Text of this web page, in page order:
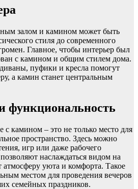
залом и камином может быть
стиля до современного
Главное, чтобы интерьер был
с камином и общим стилем дома.
пуфики и кресла помогут
а камин станет центральным
функциональность
с камином – это не только место для
пространство. Здесь можно
игр или даже рабочего
наслаждаться видом на
атмосферу уюта и комфорта. Такое
местом для проведения вечеров
семейных праздников.